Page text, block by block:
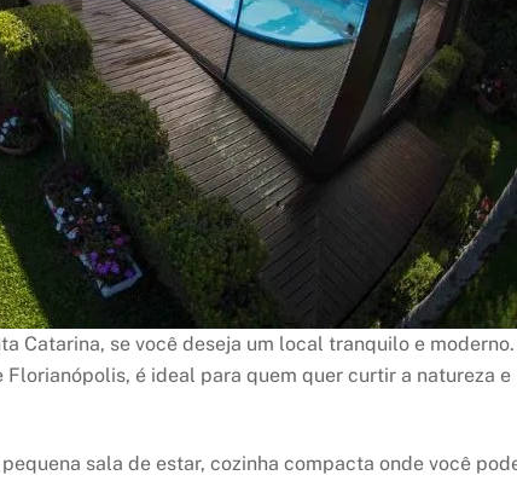
Catarina, se você deseja um local tranquilo e moderno.
é ideal para quem quer curtir a natureza e
sala de estar, cozinha compacta onde você